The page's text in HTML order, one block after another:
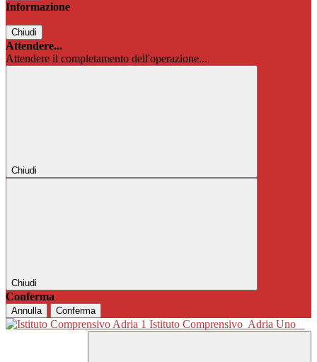
Informazione
Chiudi
Attendere...
Attendere il completamento dell'operazione...
Chiudi
Chiudi
Conferma
Annulla Conferma
Istituto Comprensivo Adria Uno